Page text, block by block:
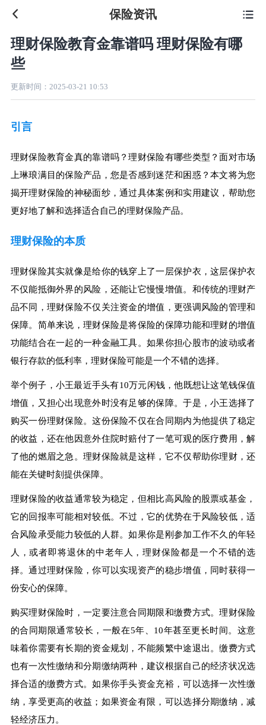
 保险资讯
理财保险教育金靠谱吗 理财保险有哪
些
更新时间： 2025-03-21 10:53
引言
理财保险教育金真的靠谱吗？理财保险有哪些类型？面对市场
上琳琅满目的保险产品，您是否感到迷茫和困惑？本文将为您
揭开理财保险的神秘面纱，通过具体案例和实用建议，帮助您
更好地了解和选择适合自己的理财保险产品。
理财保险的本质
理财保险其实就像是给你的钱穿上了一层保护衣，这层保护衣
不仅能抵御外界的风险，还能让它慢慢增值。和传统的理财产
品不同，理财保险不仅关注资金的增值，更强调风险的管理和
保障。简单来说，理财保险是将保险的保障功能和理财的增值
功能结合在一起的一种金融工具。如果你担心股市的波动或者
银行存款的低利率，理财保险可能是一个不错的选择。
举个例子，小王最近手头有10万元闲钱，他既想让这笔钱保值
增值，又担心出现意外时没有足够的保障。于是，小王选择了
购买一份理财保险。这份保险不仅在合同期内为他提供了稳定
的收益，还在他因意外住院时赔付了一笔可观的医疗费用，解
了他的燃眉之急。理财保险就是这样，它不仅帮助你理财，还
能在关键时刻提供保障。
理财保险的收益通常较为稳定，但相比高风险的股票或基金，
它的回报率可能相对较低。不过，它的优势在于风险较低，适
合风险承受能力较低的人群。如果你是刚参加工作不久的年轻
人，或者即将退休的中老年人，理财保险都是一个不错的选
择。通过理财保险，你可以实现资产的稳步增值，同时获得一
份安心的保障。
购买理财保险时，一定要注意合同期限和缴费方式。理财保险
的合同期限通常较长，一般在5年、10年甚至更长时间。这意
味着你需要有长期的资金规划，不能频繁中途退出。缴费方式
也有一次性缴纳和分期缴纳两种，建议根据自己的经济状况选
择合适的缴费方式。如果你手头资金充裕，可以选择一次性缴
纳，享受更高的收益；如果资金有限，可以选择分期缴纳，减
轻经济压力。